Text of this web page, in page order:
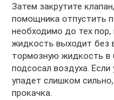
Затем закрутите
помощника отпустить
необходимо до тех пор,
жидкость выходит без
тормозную жидкость в
подсосал воздуха.
упадет слишком
прокачка.